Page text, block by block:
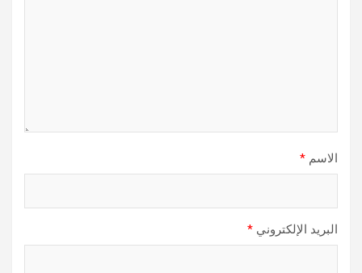
الاسم *
البريد الإلكتروني *